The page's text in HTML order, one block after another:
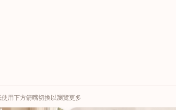
用下方箭嘴切換以瀏覽更多